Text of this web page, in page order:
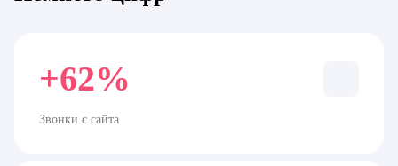
+62%
Звонки с сайта